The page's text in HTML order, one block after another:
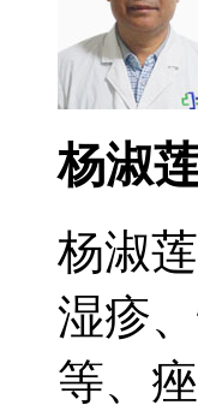
杨淑
杨淑
湿疹
等、